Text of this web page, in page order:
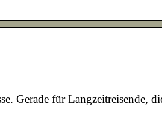
Gerade für Langzeitreisende,